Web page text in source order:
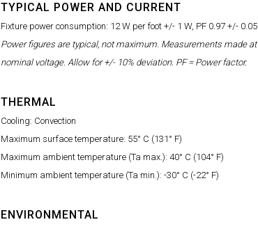
TYPICAL POWER AND CURRENT
Fixture power consumption: 12 W per foot +/- 1 W, PF 0.97 +/- 0.05
Power figures are typical, not maximum. Measurements made at
nominal voltage. Allow for +/- 10% deviation. PF = Power factor.
THERMAL
Cooling: Convection
Maximum surface temperature: 55° C (131° F)
Maximum ambient temperature (Ta max.): 40° C (104° F)
Minimum ambient temperature (Ta min.): -30° C (-22° F)
ENVIRONMENTAL